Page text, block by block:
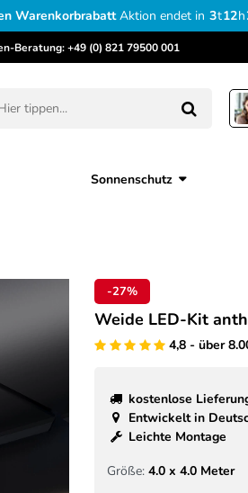
WarenkorbrabattAktion endet in 3t12h
Beratung:+49 (0) 821 79500 001
Sonnenschutz
-27%
Weide LED-Kit
4,8 - über
kostenlose
Entwickelt in
Leichte Montage
Größe: 4.0 x 4.0 Meter